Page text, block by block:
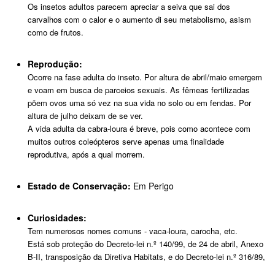
Os insetos adultos parecem apreciar a seiva que sai dos
carvalhos com o calor e o aumento di seu metabolismo, asism
como de frutos.
Reprodução:
Ocorre na fase adulta do inseto. Por altura de abril/maio emergem
e voam em busca de parceios sexuais. As fêmeas fertilizadas
põem ovos uma só vez na sua vida no solo ou em fendas. Por
altura de julho deixam de se ver.
A vida adulta da cabra-loura é breve, pois como acontece com
muitos outros coleópteros serve apenas uma finalidade
reprodutiva, após a qual morrem.
Estado de Conservação: Em Perigo
Curiosidades:
Tem numerosos nomes comuns - vaca-loura, carocha, etc.
Está sob proteção do Decreto-lei n.º 140/99, de 24 de abril, Anexo
B-II, transposição da Diretiva Habitats, e do Decreto-lei n.º 316/89,